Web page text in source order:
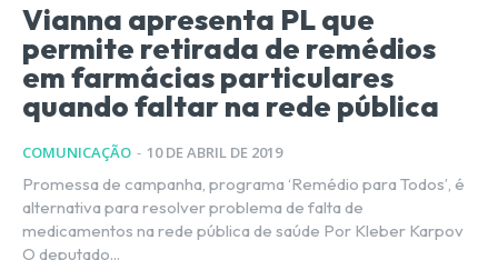
Vianna apresenta PL que
permite retirada de remédios
em farmácias particulares
quando faltar na rede pública
COMUNICAÇÃO - 10 DE ABRIL DE 2019
Promessa de campanha, programa ‘Remédio para Todos’, é
alternativa para resolver problema de falta de
medicamentos na rede pública de saúde Por Kleber Karpov
O deputado...